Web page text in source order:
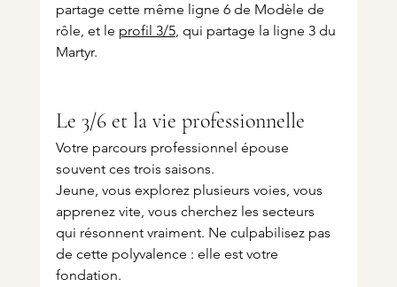
partage cette même ligne 6 de Modèle de
rôle, et le profil 3/5, qui partage la ligne 3 du
Martyr.
Le 3/6 et la vie professionnelle
Votre parcours professionnel épouse
souvent ces trois saisons.
Jeune, vous explorez plusieurs voies, vous
apprenez vite, vous cherchez les secteurs
qui résonnent vraiment. Ne culpabilisez pas
de cette polyvalence : elle est votre
fondation.